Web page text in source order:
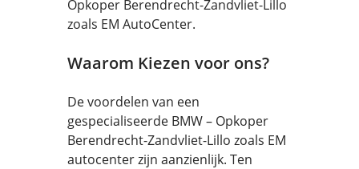
Opkoper Berendrecht-Zandvliet-Lillo
zoals EM AutoCenter.
Waarom Kiezen voor ons?
De voordelen van een
gespecialiseerde BMW – Opkoper
Berendrecht-Zandvliet-Lillo zoals EM
autocenter zijn aanzienlijk. Ten